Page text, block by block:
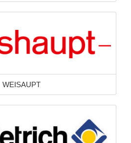
WEISAUPT